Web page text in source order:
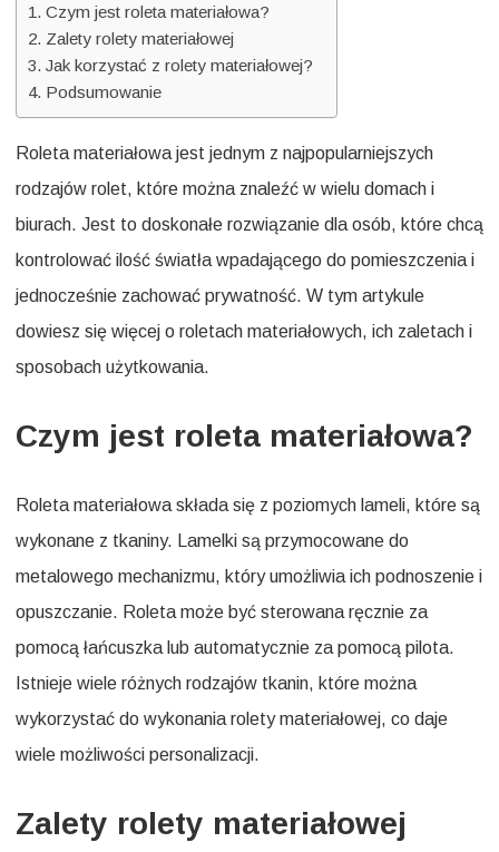
Czym jest roleta materiałowa?
Zalety rolety materiałowej
Jak korzystać z rolety materiałowej?
Podsumowanie
Roleta materiałowa jest jednym z najpopularniejszych
rodzajów rolet, które można znaleźć w wielu domach i
biurach. Jest to doskonałe rozwiązanie dla osób, które chcą
kontrolować ilość światła wpadającego do pomieszczenia i
jednocześnie zachować prywatność. W tym artykule
dowiesz się więcej o roletach materiałowych, ich zaletach i
sposobach użytkowania.
Czym jest roleta materiałowa?
Roleta materiałowa składa się z poziomych lameli, które są
wykonane z tkaniny. Lamelki są przymocowane do
metalowego mechanizmu, który umożliwia ich podnoszenie i
opuszczanie. Roleta może być sterowana ręcznie za
pomocą łańcuszka lub automatycznie za pomocą pilota.
Istnieje wiele różnych rodzajów tkanin, które można
wykorzystać do wykonania rolety materiałowej, co daje
wiele możliwości personalizacji.
Zalety rolety materiałowej